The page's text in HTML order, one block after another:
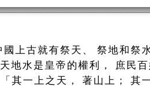
上古就有祭天、 祭地和祭
地水是皇帝的權利， 庶民
其一上之天， 著山上； 其